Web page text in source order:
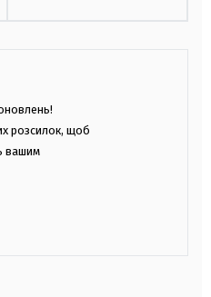
розсилок, щоб
вашим